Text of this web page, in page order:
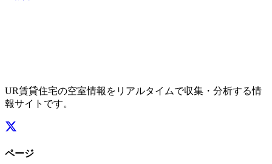
UR賃貸住宅の空室情報をリアルタイムで収集・分析する情
報サイトです。
ページ